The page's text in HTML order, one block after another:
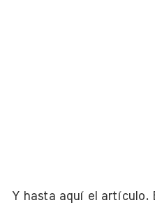
Y hasta aquí el artículo.